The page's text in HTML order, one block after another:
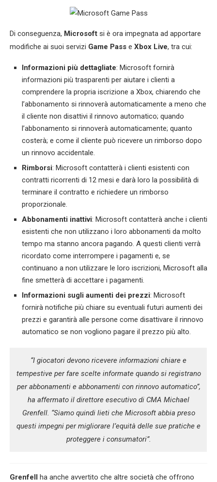
Di conseguenza, Microsoft si è ora impegnata ad apportare
modifiche ai suoi servizi Game Pass e Xbox Live, tra cui:
Informazioni più dettagliate: Microsoft fornirà
informazioni più trasparenti per aiutare i clienti a
comprendere la propria iscrizione a Xbox, chiarendo che
l’abbonamento si rinnoverà automaticamente a meno che
il cliente non disattivi il rinnovo automatico; quando
l’abbonamento si rinnoverà automaticamente; quanto
costerà; e come il cliente può ricevere un rimborso dopo
un rinnovo accidentale.
Rimborsi: Microsoft contatterà i clienti esistenti con
contratti ricorrenti di 12 mesi e darà loro la possibilità di
terminare il contratto e richiedere un rimborso
proporzionale.
Abbonamenti inattivi: Microsoft contatterà anche i clienti
esistenti che non utilizzano i loro abbonamenti da molto
tempo ma stanno ancora pagando. A questi clienti verrà
ricordato come interrompere i pagamenti e, se
continuano a non utilizzare le loro iscrizioni, Microsoft alla
fine smetterà di accettare i pagamenti.
Informazioni sugli aumenti dei prezzi: Microsoft
fornirà notifiche più chiare su eventuali futuri aumenti dei
prezzi e garantirà alle persone come disattivare il rinnovo
automatico se non vogliono pagare il prezzo più alto.
“I giocatori devono ricevere informazioni chiare e
tempestive per fare scelte informate quando si registrano
per abbonamenti e abbonamenti con rinnovo automatico”,
ha affermato il direttore esecutivo di CMA Michael
Grenfell. “Siamo quindi lieti che Microsoft abbia preso
questi impegni per migliorare l’equità delle sue pratiche e
proteggere i consumatori”.
Grenfell ha anche avvertito che altre società che offrono